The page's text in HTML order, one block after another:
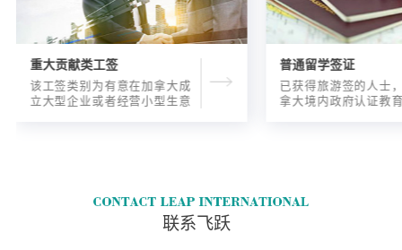
重大贡献类工签
该工签类别为有意在加拿大成
立大型企业或者经营小型生意
普通留学签证
已获得旅游签的人士
拿大境内政府认证教
联系飞跃